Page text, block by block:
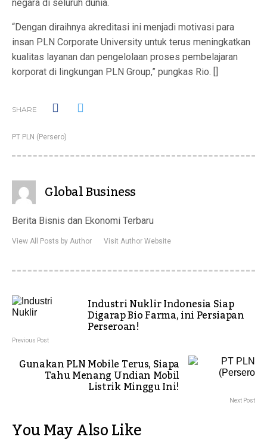
negara di seluruh dunia.
“Dengan diraihnya akreditasi ini menjadi motivasi para
insan PLN Corporate University untuk terus meningkatkan
kualitas layanan dan pengelolaan proses pembelajaran
korporat di lingkungan PLN Group,” pungkas Rio. []
SHARE
PT PLN (Persero)
Global Business
Berita Bisnis dan Ekonomi Terbaru
View All Posts by Author Visit Author Website
Industri Nuklir Indonesia Siap
Digarap Bio Farma, ini Persiapan
Perseroan!
Previous Post
Gunakan PLN Mobile Terus, Siapa
Tahu Menang Undian Mobil
Listrik Minggu Ini!
Next Post
You May Also Like